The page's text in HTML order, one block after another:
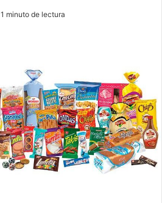
1 minuto de lectura